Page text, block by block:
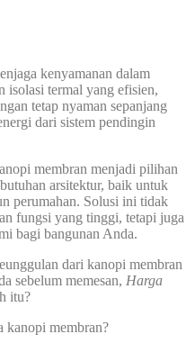
kenyamanan dalam
isolasi termal yang efisien,
tetap nyaman sepanjang
dari sistem pendingin
membran menjadi pilihan
arsitektur, baik untuk
perumahan. Solusi ini tidak
fungsi yang tinggi, tetapi juga
bagi bangunan Anda.
dari kanopi membran
sebelum memesan, Harga
itu?
kanopi membran?